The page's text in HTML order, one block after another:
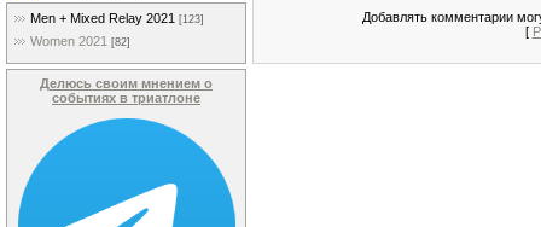
Men + Mixed Relay 2021 [123]
Women 2021 [82]
Делюсь своим мнением о
событиях в триатлоне
Добавлять комментарии
[